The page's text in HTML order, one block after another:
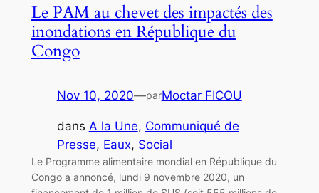
Le PAM au chevet des impactés des
inondations en République du
Congo
Nov 10, 2020—parMoctar FICOU
dans A la Une, Communiqué de
Presse, Eaux, Social
Le Programme alimentaire mondial en République du
Congo a annoncé, lundi 9 novembre 2020, un